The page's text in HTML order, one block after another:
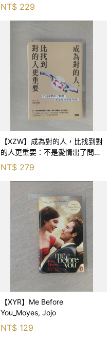
NT$ 229
【XZW】成為對的人，比找到對
的人更重要：不是愛情出了問
題，而是認知需要升級！_Mr. P
NT$ 279
【XYR】Me Before
You_Moyes, Jojo
NT$ 129